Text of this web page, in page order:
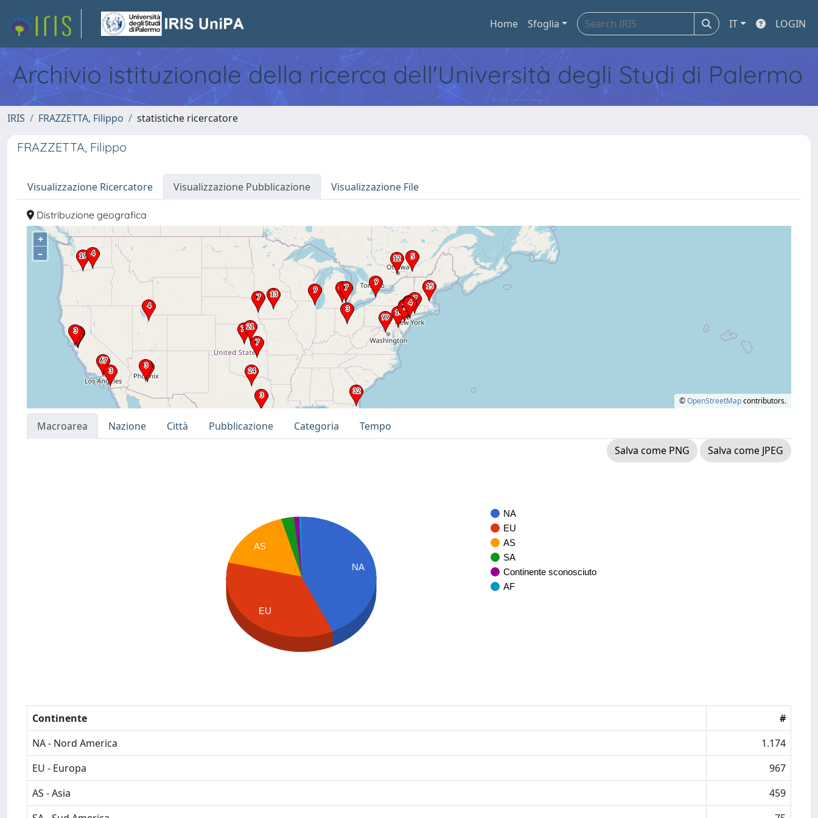
Home Sfoglia IT LOGIN
Archivio istituzionale della ricerca dell'Università degli Studi di Palermo
IRIS FRAZZETTA, Filippo statistiche ricercatore
FRAZZETTA, Filippo
Visualizzazione Ricercatore Visualizzazione Pubblicazione Visualizzazione File
Distribuzione geografica
+
–
©OpenStreetMapcontributors.
Macroarea Nazione Città Pubblicazione Categoria
Tempo
Salva come PNG
Salva come JPEG
NA
EU
AS
SA
Continente sconosciuto
AF
NA
AS
EU
Continente
#
NA - Nord America
1.174
EU - Europa
967
AS - Asia
459